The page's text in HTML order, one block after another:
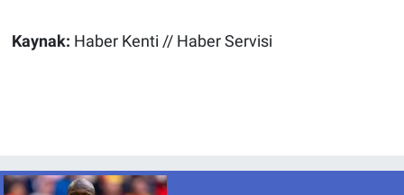
Kaynak: Haber Kenti // Haber Servisi